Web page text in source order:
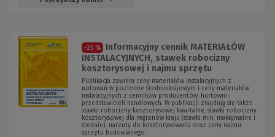
-25 %
Informacyjny cennik MATERIAŁÓW
INSTALACYJNYCH, stawek robocizny
kosztorysowej i najmu sprzętu
Publikacja zawiera ceny materiałów instalacyjnych z
notowań w poziomie średniokrajowym i ceny materiałów
instalacyjnych z cenników producentów, hurtowni i
przedstawicieli handlowych. W publikacji znajdują się także
stawki robocizny kosztorysowej kwartalne, stawki robocizny
kosztorysowej dla regionów kraju (stawki min, maksymalne i
średnie), narzuty do kosztorysowania oraz ceny najmu
sprzętu budowlanego.